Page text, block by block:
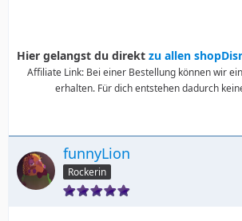
Hier gelangst du direkt zu allen
Affiliate Link: Bei einer Bestellung können wir
erhalten. Für dich entstehen dadurch
funnyLion
Rockerin